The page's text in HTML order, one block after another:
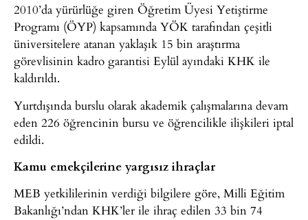
2010’da yürürlüğe giren Öğretim Üyesi Yetiştirme
Programı (ÖYP) kapsamında YÖK tarafından çeşitli
üniversitelere atanan yaklaşık 15 bin araştırma
görevlisinin kadro garantisi Eylül ayındaki KHK ile
kaldırıldı.
Yurtdışında burslu olarak akademik çalışmalarına devam
eden 226 öğrencinin bursu ve öğrencilikle ilişkileri iptal
edildi.
Kamu emekçilerine yargısız ihraçlar
MEB yetkililerinin verdiği bilgilere göre, Milli Eğitim
Bakanlığı’ndan KHK’ler ile ihraç edilen 33 bin 74